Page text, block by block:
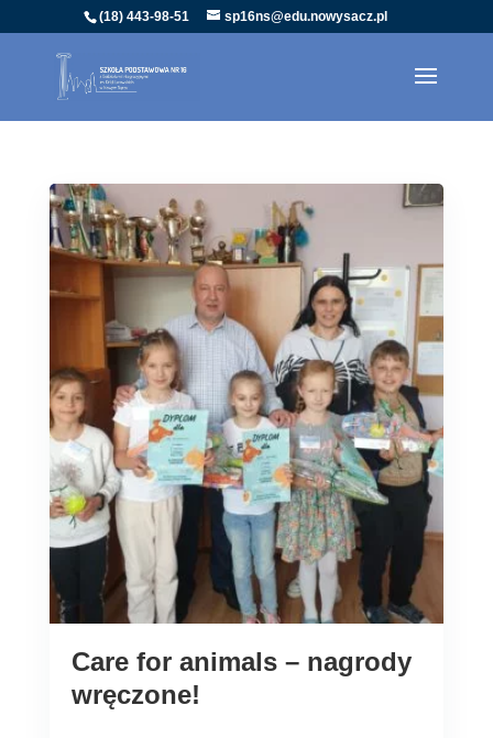
(18) 443-98-51 sp16ns@edu.nowysacz.pl
Care for animals – nagrody
wręczone!